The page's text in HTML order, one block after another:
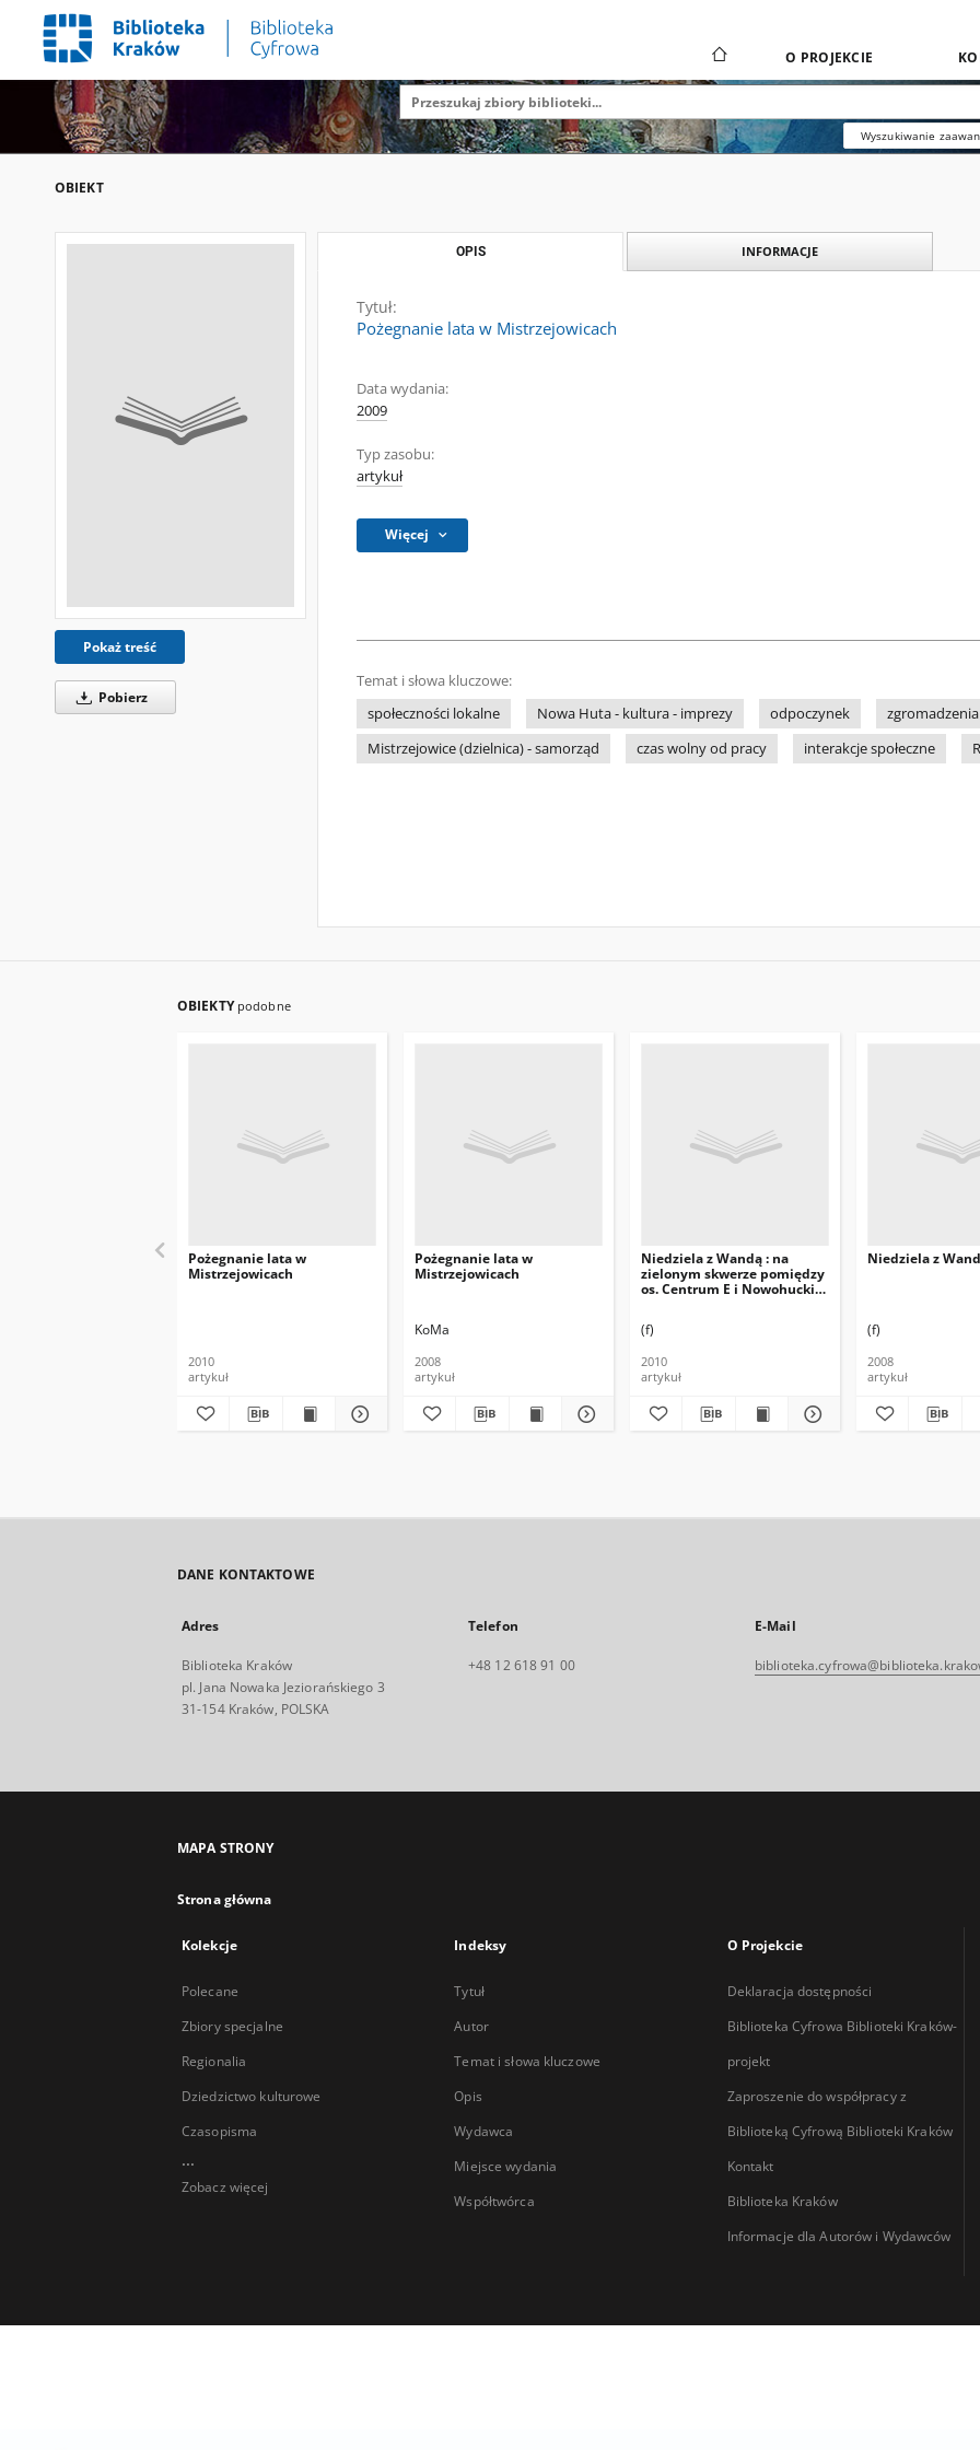
O PROJEKCIE
Wyszukiwanie
OBIEKT
Pokaż treść
Pobierz
OPIS INFORMACJE
Tytuł:
Pożegnanie lata w Mistrzejowicach
Data wydania:
2009
Typ zasobu:
artykuł
Więcej
Temat i słowa kluczowe:
społeczności lokalne
Nowa Huta - kultura - imprezy odpoczynek
Mistrzejowice (dzielnica) - samorząd
czas wolny od pracy interakcje społeczne
OBIEKTY podobne
Pożegnanie lata w
Mistrzejowicach
2010
artykuł
Pożegnanie lata w
Mistrzejowicach
KoMa
2008
artykuł
Niedziela z Wandą : na
zielonym skwerze pomiędzy
os. Centrum E i Nowohuckim
(f)
2010
artykuł
Niedziela z
(f)
2008
artykuł
DANE KONTAKTOWE
Adres
Biblioteka Kraków
pl. Jana Nowaka Jeziorańskiego 3
31-154 Kraków, POLSKA
Telefon
+48 12 618 91 00
E-Mail
MAPA STRONY
Strona główna
Kolekcje
Polecane
Zbiory specjalne
Regionalia
Dziedzictwo kulturowe
Czasopisma
...
Zobacz więcej
Indeksy
Tytuł
Autor
Temat i słowa kluczowe
Opis
Wydawca
Miejsce wydania
Współtwórca
O Projekcie
Deklaracja dostępności
Biblioteka Cyfrowa Biblioteki Kraków-
projekt
Zaproszenie do współpracy z
Biblioteką Cyfrową Biblioteki Kraków
Kontakt
Biblioteka Kraków
Informacje dla Autorów i Wydawców